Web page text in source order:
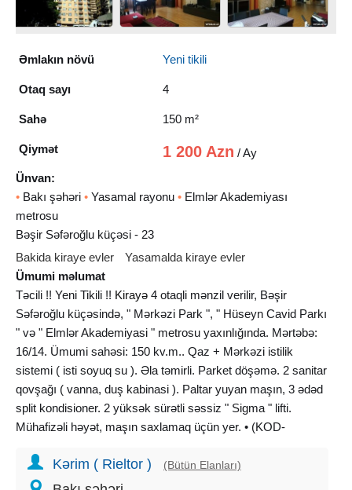
Əmlakın növü Yeni tikili
Otaq sayı 4
Sahə 150 m²
Qiymət 1 200 Azn / Ay
Ünvan:
• Bakı şəhəri • Yasamal rayonu • Elmlər Akademiyası
metrosu
Bəşir Səfəroğlu küçəsi - 23
Bakida kiraye evler
Yasamalda kiraye evler
Ümumi məlumat
Təcili !! Yeni Tikili !! Kirayə 4 otaqli mənzil verilir, Bəşir
Səfəroğlu küçəsində, " Mərkəzi Park ", " Hüseyn Cavid Parkı
" və " Elmlər Akademiyasi " metrosu yaxınlığında. Mərtəbə:
16/14. Ümumi sahəsi: 150 kv.m.. Qaz + Mərkəzi istilik
sistemi ( isti soyuq su ). Əla təmirli. Parket döşəmə. 2 sanitar
qovşağı ( vanna, duş kabinasi ). Paltar yuyan maşın, 3 ədəd
split kondisioner. 2 yüksək sürətli səssiz " Sigma " lifti.
Mühafizəli həyət, maşın saxlamaq üçün yer. • (KOD-
Срочно !! Новостройка !! Сдаётся 4-х комнатная
Kərim ( Rieltor ) (Bütün Elanları)